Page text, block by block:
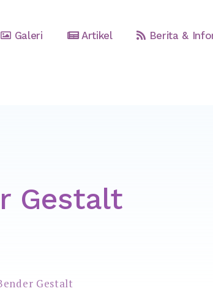
Galeri Artikel Berita &
Gestalt